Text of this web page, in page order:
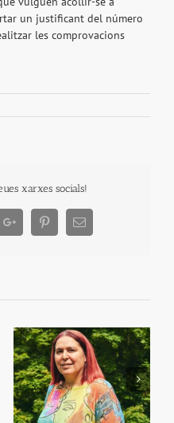
un justificant del número
les comprovacions
xarxes socials!
Google+ PinterestEmail
Primera Setmana de la
Taronja